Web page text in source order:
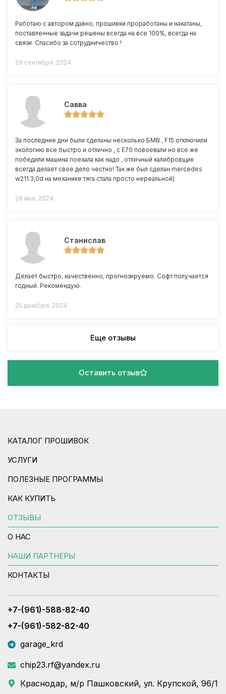
Работаю с автором давно, прошивки проработаны и накатаны,
поставленные задачи решены всегда на все 100%, всегда на
связи. Спасибо за сотрудничество !
29 сентября, 2024
Савва
За последние дни были сделаны несколько БМВ , F15 отключили
экологию все быстро и отлично , с Е70 повоевали но все же
победили машина поехала как надо , отличный калибровщик
всегда делает свое дело честно! Так же был сделан mercedes
w211 3,0d на механике тяга стала просто нереальной)
28 мая, 2024
Станислав
Делает быстро, качественно, прогнозируемо. Софт получается
годный. Рекомендую.
25 декабря, 2024
Еще отзывы
Оставить отзыв
КАТАЛОГ ПРОШИВОК
УСЛУГИ
ПОЛЕЗНЫЕ ПРОГРАММЫ
КАК КУПИТЬ
ОТЗЫВЫ
О НАС
НАШИ ПАРТНЕРЫ
КОНТАКТЫ
+7-(961)-588-82-40
+7-(961)-582-82-40
garage_krd
chip23.rf@yandex.ru
Краснодар, м/р Пашковский, ул. Крупской, 96/1